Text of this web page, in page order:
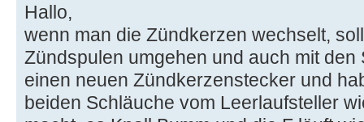
Hallo,
wenn man die Zündkerzen wechselt,
Zündspulen umgehen und auch mit
einen neuen Zündkerzenstecker und
beiden Schläuche vom Leerlaufsteller